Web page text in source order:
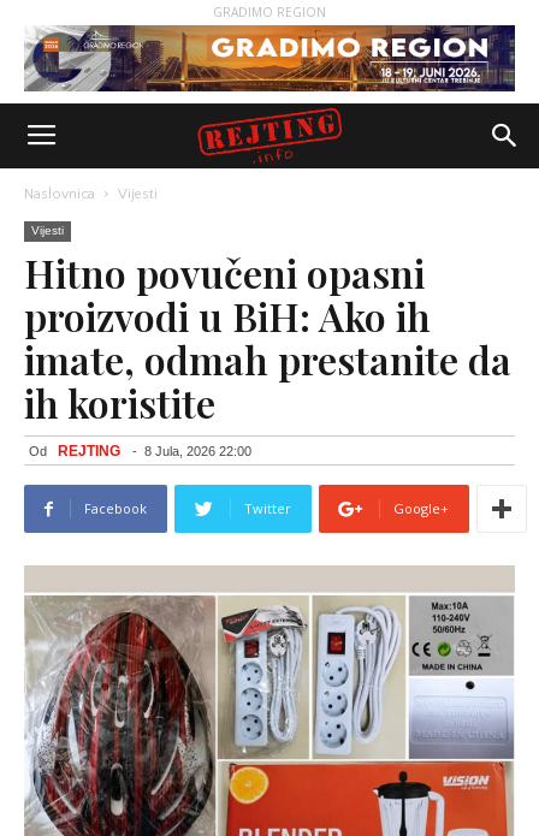
GRADIMO REGION
Naslovnica Vijesti
Vijesti
Hitno povučeni opasni
proizvodi u BiH: Ako ih
imate, odmah prestanite da
ih koristite
Od REJTING - 8 Jula, 2026 22:00
Facebook Twitter Google+